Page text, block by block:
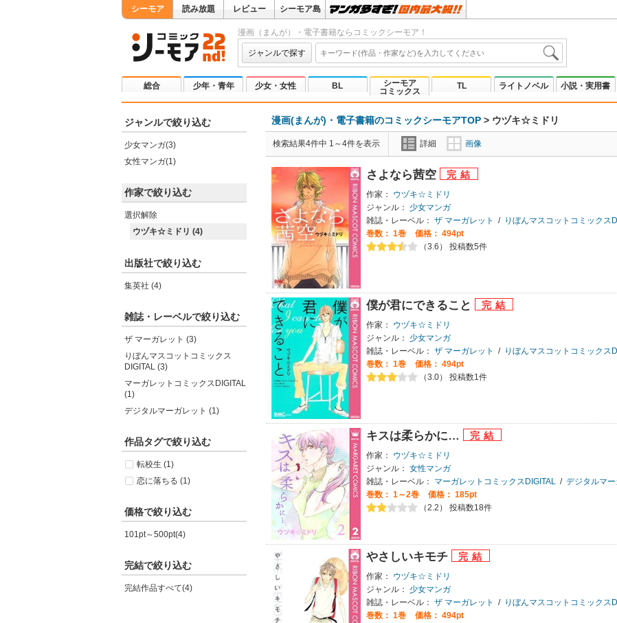
シーモア 読み放題 レビュー シーモア島
漫画（まんが）・電子書籍ならコミックシーモア！
ジャンルで探す
総合 少年・青年 少女・女性 BL
シーモア
コミックス
TL ライトノベル 小説・実用書
ジャンルで絞り込む
少女マンガ(3)
女性マンガ(1)
作家で絞り込む
選択解除
ウヅキ☆ミドリ (4)
出版社で絞り込む
集英社 (4)
雑誌・レーベルで絞り込む
ザ マーガレット (3)
りぼんマスコットコミックス
DIGITAL (3)
マーガレットコミックスDIGITAL
(1)
デジタルマーガレット (1)
作品タグで絞り込む
転校生 (1)
恋に落ちる (1)
価格で絞り込む
101pt～500pt(4)
完結で絞り込む
完結作品すべて(4)
漫画(まんが)・電子書籍のコミックシーモアTOP > ウヅキ☆ミドリ
検索結果4件中 1～4件を表示 詳細 画像
さよなら茜空
作家：
ウヅキ☆ミドリ
ジャンル：
少女マンガ
雑誌・レーベル： ザ マーガレット /
りぼんマスコットコミックス
巻数： 1巻
価格： 494pt
（3.6） 投稿数5件
僕が君にできること
作家：
ウヅキ☆ミドリ
ジャンル：
少女マンガ
雑誌・レーベル： ザ マーガレット /
りぼんマスコットコミックス
巻数： 1巻
価格： 494pt
（3.0） 投稿数1件
キスは柔らかに…
作家：
ウヅキ☆ミドリ
ジャンル： 女性マンガ
雑誌・レーベル：
マーガレットコミックスDIGITAL / デジタルマー
巻数： 1～2巻
価格： 185pt
（2.2） 投稿数18件
やさしいキモチ
作家：
ウヅキ☆ミドリ
ジャンル：
少女マンガ
雑誌・レーベル： ザ マーガレット /
りぼんマスコットコミックス
巻数： 1巻
価格： 494pt